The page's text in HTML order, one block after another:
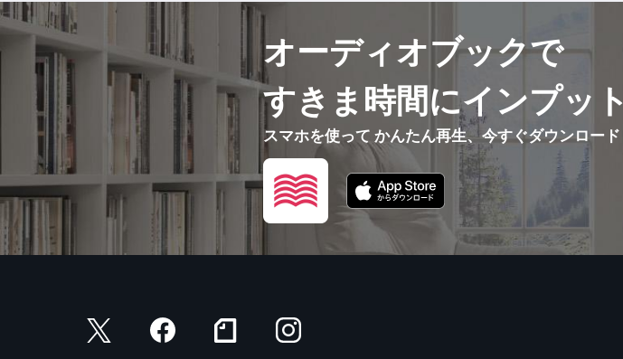
オーディオブックで
すきま時間にインプット
スマホを使って かんたん再生、今すぐダウンロード